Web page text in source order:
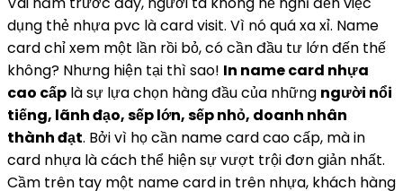
dụng thẻ nhựa pvc là card visit. Vì nó quá xa xỉ. Name
card chỉ xem một lần rồi bỏ, có cần đầu tư lớn đến thế
không? Nhưng hiện tại thì sao! In name card nhựa
cao cấp là sự lựa chọn hàng đầu của những người nổi
tiếng, lãnh đạo, sếp lớn, sếp nhỏ, doanh nhân
thành đạt. Bởi vì họ cần name card cao cấp, mà in
card nhựa là cách thể hiện sự vượt trội đơn giản nhất.
Cầm trên tay một name card in trên nhựa, khách hàng